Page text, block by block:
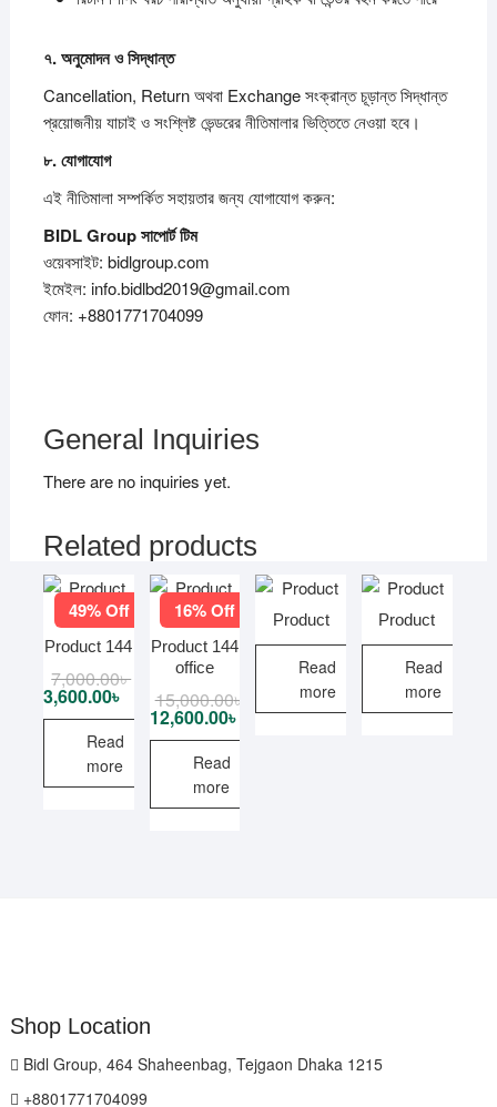
৭.অনুমোদনওসিদ্ধান্ত
Cancellation, Return অথবা Exchange সংক্রান্ত চূড়ান্ত সিদ্ধান্ত
প্রয়োজনীয় যাচাই ও সংশ্লিষ্ট ভেন্ডরের নীতিমালার ভিত্তিতে নেওয়া হবে।
৮.যোগাযোগ
এই নীতিমালা সম্পর্কিত সহায়তার জন্য যোগাযোগ করুন:
BIDL Groupসাপোর্টটিম
ওয়েবসাইট: bidlgroup.com
ইমেইল: info.bidlbd2019@gmail.com
ফোন: +8801771704099
General Inquiries
There are no inquiries yet.
Related products
49% Off
Product 144
7,000.00৳Original
price
was:
7,000.00৳ .
3,600.00৳
Current
price
3,600.00৳ .
Read
more
16% Off
Product 144
office
15,000.00৳
price
12,600.00৳ price
Read
more
Product
Read
more
Product
Read
more
Shop Location
Bidl Group, 464 Shaheenbag, Tejgaon Dhaka 1215
+8801771704099